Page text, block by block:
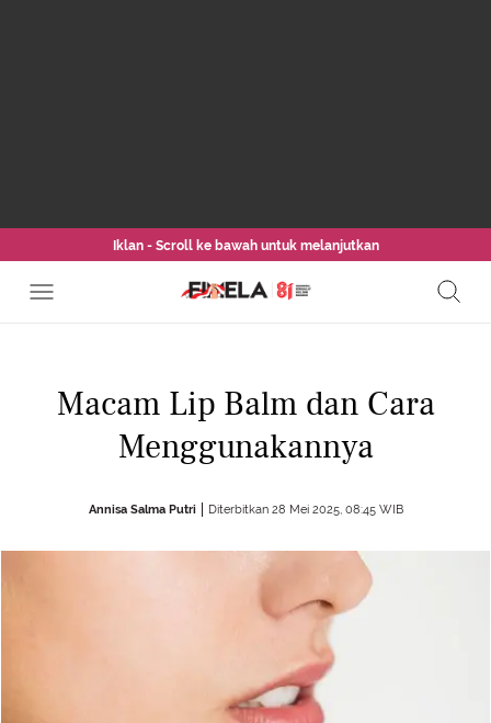
Iklan - Scroll ke bawah untuk melanjutkan
Macam Lip Balm dan Cara
Menggunakannya
Annisa Salma Putri Diterbitkan 28 Mei 2025, 08:45 WIB